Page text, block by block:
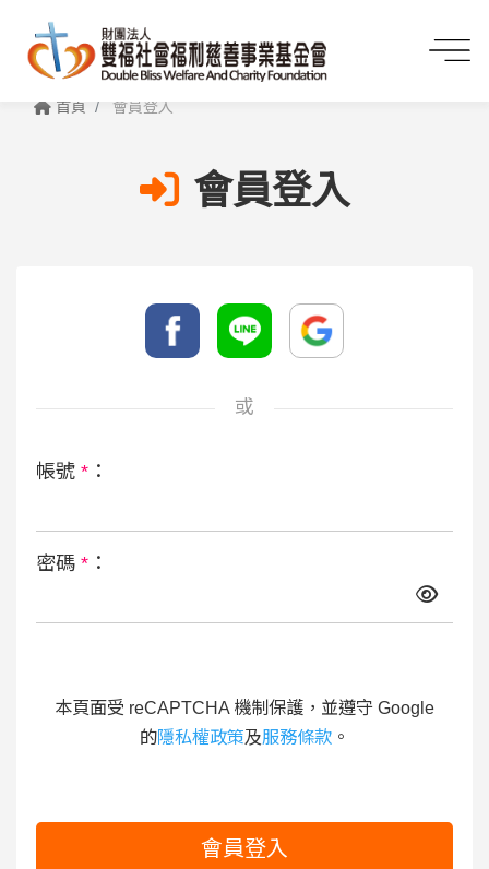
首頁 會員登入
會員登入
或
帳號 * ：
密碼 * ：
本頁面受 reCAPTCHA 機制保護，並遵守 Google
的隱私權政策及服務條款 。
會員登入